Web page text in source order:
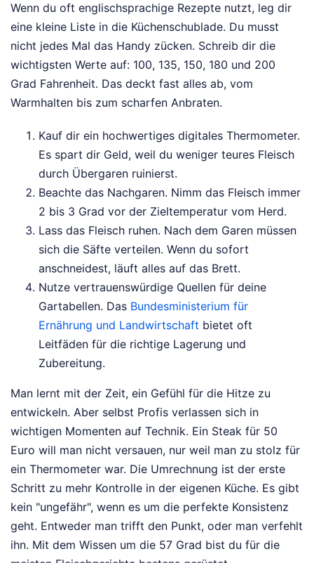
Wenn du oft englischsprachige Rezepte nutzt, leg dir
eine kleine Liste in die Küchenschublade. Du musst
nicht jedes Mal das Handy zücken. Schreib dir die
wichtigsten Werte auf: 100, 135, 150, 180 und 200
Grad Fahrenheit. Das deckt fast alles ab, vom
Warmhalten bis zum scharfen Anbraten.
Kauf dir ein hochwertiges digitales Thermometer.
Es spart dir Geld, weil du weniger teures Fleisch
durch Übergaren ruinierst.
Beachte das Nachgaren. Nimm das Fleisch immer
2 bis 3 Grad vor der Zieltemperatur vom Herd.
Lass das Fleisch ruhen. Nach dem Garen müssen
sich die Säfte verteilen. Wenn du sofort
anschneidest, läuft alles auf das Brett.
Nutze vertrauenswürdige Quellen für deine
Gartabellen. Das Bundesministerium für
Ernährung und Landwirtschaft bietet oft
Leitfäden für die richtige Lagerung und
Zubereitung.
Man lernt mit der Zeit, ein Gefühl für die Hitze zu
entwickeln. Aber selbst Profis verlassen sich in
wichtigen Momenten auf Technik. Ein Steak für 50
Euro will man nicht versauen, nur weil man zu stolz für
ein Thermometer war. Die Umrechnung ist der erste
Schritt zu mehr Kontrolle in der eigenen Küche. Es gibt
kein "ungefähr", wenn es um die perfekte Konsistenz
geht. Entweder man trifft den Punkt, oder man verfehlt
ihn. Mit dem Wissen um die 57 Grad bist du für die